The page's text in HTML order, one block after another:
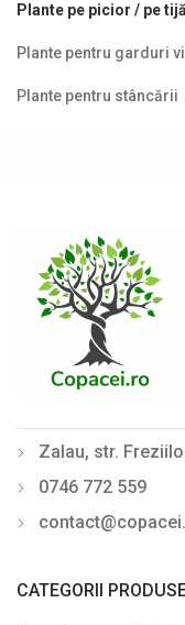
Plante pe picior / pe tijă
Plante pentru garduri
Plante pentru stâncării
Reduceri
Uncategorized
Preturile nu contin
Zalau, str.
0746 772 559
CATEGORII